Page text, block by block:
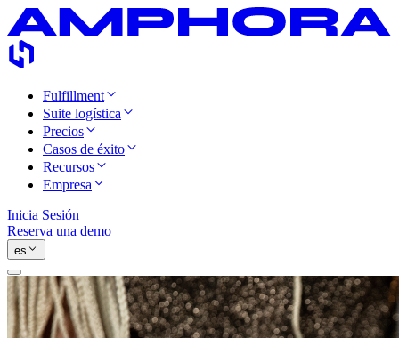
Fulfillment
Suite logística
Precios
Casos de éxito
Recursos
Empresa
Inicia Sesión
Reserva una demo
es